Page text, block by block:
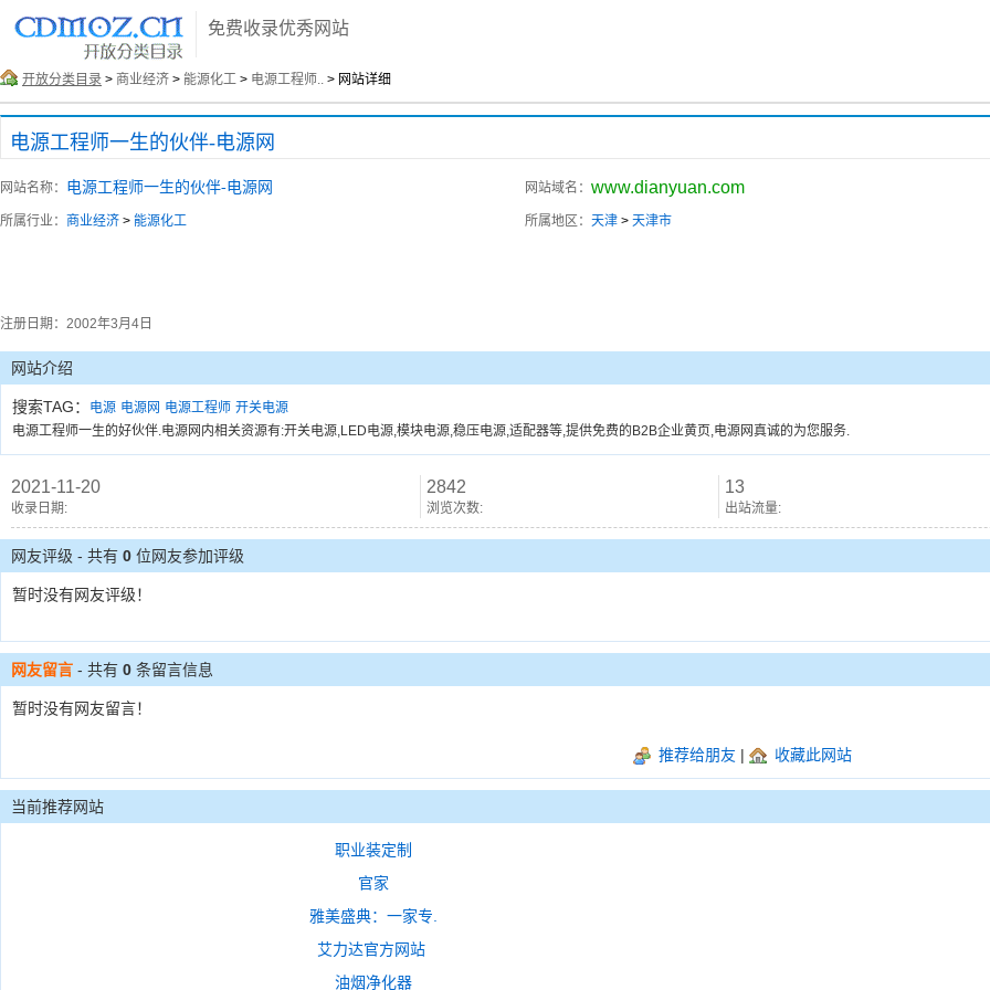
免费收录优秀网站
开放分类目录 > 商业经济 > 能源化工 > 电源工程师.. > 网站详细
电源工程师一生的伙伴-电源网
网站名称： 电源工程师一生的伙伴-电源网 网站域名： www.dianyuan.com
所属行业： 商业经济 > 能源化工 所属地区： 天津 > 天津市
注册日期： 2002年3月4日
网站介绍
搜索TAG： 电源 电源网 电源工程师 开关电源
电源工程师一生的好伙伴.电源网内相关资源有:开关电源,LED电源,模块电源,稳压电源,适配器等,提供免费的B2B企业黄页,电源网真诚的为您服务.
2021-11-20
收录日期:
2842
浏览次数:
13
出站流量:
网友评级 - 共有 0 位网友参加评级
暂时没有网友评级！
网友留言 - 共有 0 条留言信息
暂时没有网友留言！
推荐给朋友 | 收藏此网站
当前推荐网站
职业装定制
官家
雅美盛典：一家专.
艾力达官方网站
油烟净化器